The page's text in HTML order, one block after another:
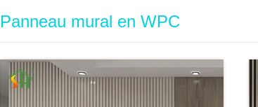
Panneau mural en WPC